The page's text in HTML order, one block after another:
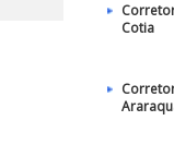
Cotia